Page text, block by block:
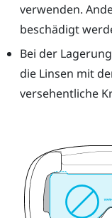
verwenden.
beschädigt
Bei der
die Linsen mit
versehentliche